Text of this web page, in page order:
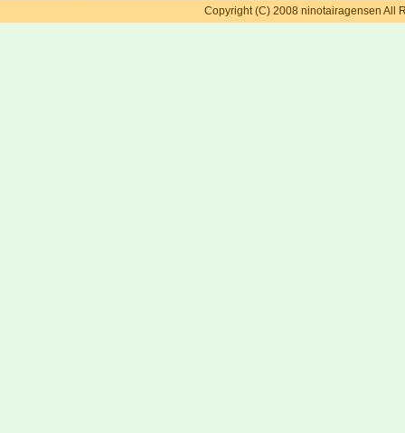
Copyright (C) 2008 ninotairagensen All